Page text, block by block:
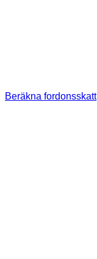
Beräkna fordonsskatt